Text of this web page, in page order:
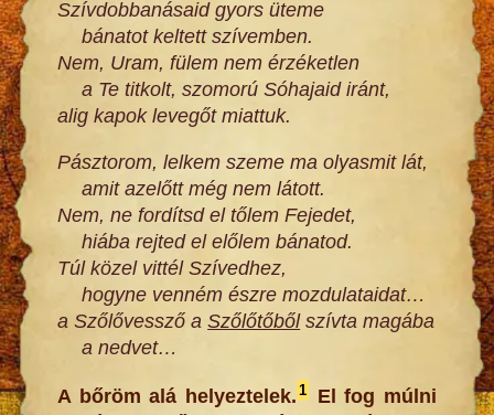
Szívdobbanásaid gyors üteme
bánatot keltett szívemben.
Nem, Uram, fülem nem érzéketlen
a Te titkolt, szomorú Sóhajaid iránt,
alig kapok levegőt miattuk.
Pásztorom, lelkem szeme ma olyasmit lát,
amit azelőtt még nem látott.
Nem, ne fordítsd el tőlem Fejedet,
hiába rejted el előlem bánatod.
Túl közel vittél Szívedhez,
hogyne venném észre mozdulataidat…
a Szőlővessző aSzőlőtőbőlszívta magába
a nedvet…
A bőröm alá helyeztelek. 1
El fog múlni